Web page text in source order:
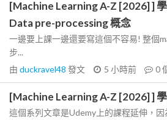
[Machine Learning A-Z [2026] ]
Data pre-processing 概念
一邊要上課一邊還要寫這個不容易! 整個
步...
由 duckravel48 發文 5 小時前 0
[Machine Learning A-Z [2026] ]
這個系列文章是Udemy上的課程延伸，